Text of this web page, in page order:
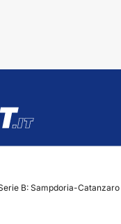
B: Sampdoria-